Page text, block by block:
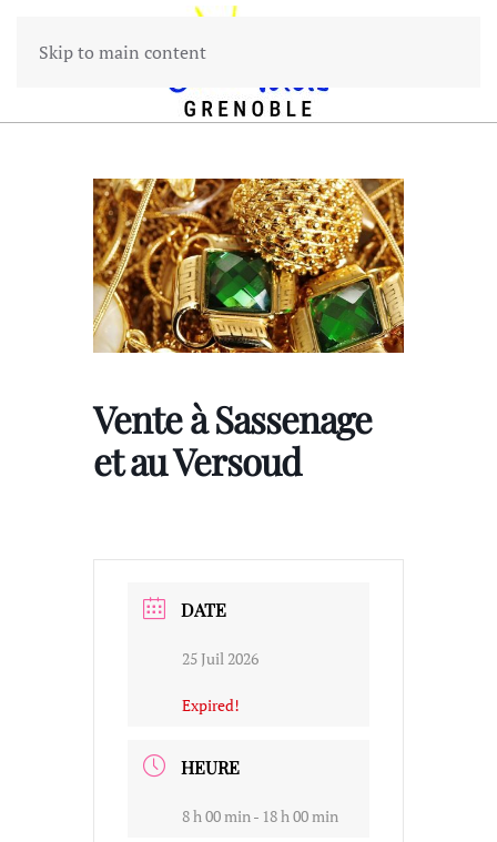
Skip to main content
Vente à Sassenage
et au Versoud
DATE
25 Juil 2026
Expired!
HEURE
8 h 00 min - 18 h 00 min